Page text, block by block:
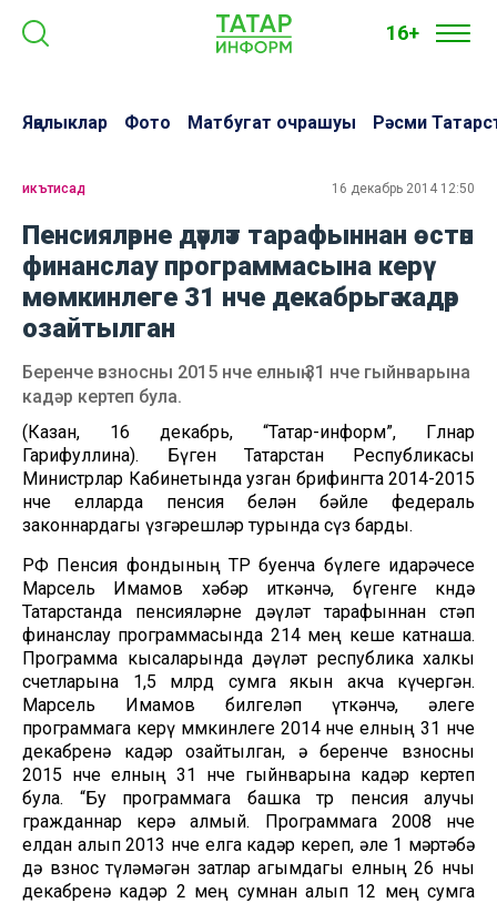
16+
Яңалыклар Фото Матбугат очрашуы Рәсми
икътисад 16 декабрь 2014 12:50
Пенсияләрне дәүләт тарафыннан өстәп
финанслау программасына керү
мөмкинлеге 31 нче декабрьгә кадәр
озайтылган
Беренче взносны 2015 нче елның 31 нче гыйнварына
кадәр кертеп була.
(Казан, 16 декабрь, “Татар-информ”, Гөлнар
Гарифуллина). Бүген Татарстан Республикасы
Министрлар Кабинетында узган брифингта 2014-2015
нче елларда пенсия белән бәйле федераль
законнардагы үзгәрешләр турында сүз барды.
РФ Пенсия фондының ТР буенча бүлеге идарәчесе
Марсель Имамов хәбәр иткәнчә, бүгенге көндә
Татарстанда пенсияләрне дәүләт тарафыннан өстәп
финанслау программасында 214 мең кеше катнаша.
Программа кысаларында дәүләт республика халкы
счетларына 1,5 млрд сумга якын акча күчергән.
Марсель Имамов билгеләп үткәнчә, әлеге
программага керү мөмкинлеге 2014 нче елның 31 нче
декабренә кадәр озайтылган, ә беренче взносны
2015 нче елның 31 нче гыйнварына кадәр кертеп
була. “Бу программага башка төр пенсия алучы
гражданнар керә алмый. Программага 2008 нче
елдан алып 2013 нче елга кадәр кереп, әле 1 мәртәбә
дә взнос түләмәгән затлар агымдагы елның 26 нчы
декабренә кадәр 2 мең сумнан алып 12 мең сумга